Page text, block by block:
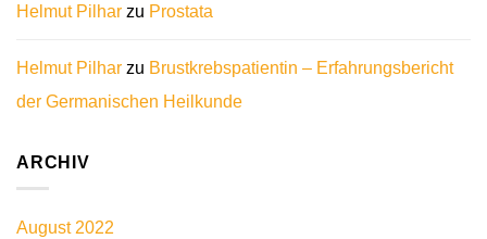
Helmut Pilhar zu Prostata
Helmut Pilhar zu Brustkrebspatientin – Erfahrungsbericht
der Germanischen Heilkunde
ARCHIV
August 2022